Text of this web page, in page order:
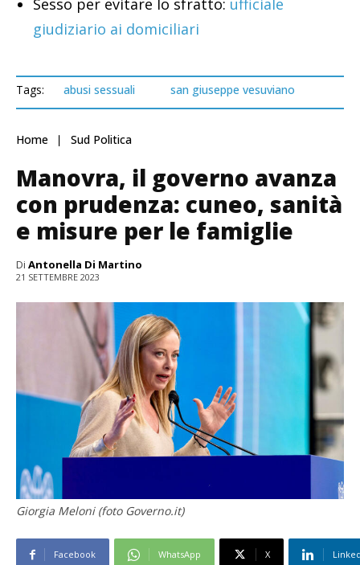
Sesso per evitare lo sfratto: ufficiale
giudiziario ai domiciliari
Tags: abusi sessuali san giuseppe vesuviano
Home Sud Politica
Manovra, il governo avanza
con prudenza: cuneo, sanità
e misure per le famiglie
Di Antonella Di Martino
21 SETTEMBRE 2023
Giorgia Meloni (foto Governo.it)
Facebook WhatsApp X